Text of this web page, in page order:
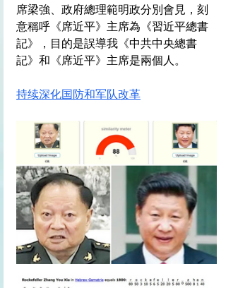
席梁強、政府總理範明政分別會見，刻
意稱呼《席近平》主席為《習近平總書
記》，目的是誤導我《中共中央總書
記》和《席近平》主席是兩個人。
持续深化国防和军队改革